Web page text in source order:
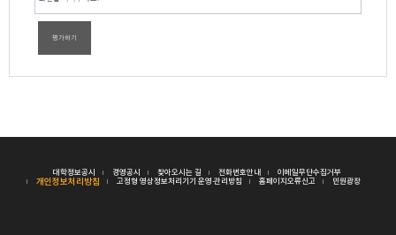
평가하기
대학정보공시 경영공시 찾아오시는 길 전화번호안내 이메일무단수집거부
개인정보처리방침 고정형 영상정보처리기기 운영·관리방침 홈페이지오류신고 민원광장